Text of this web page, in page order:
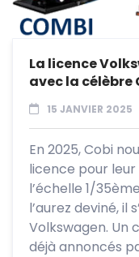
La licence
avec la célèbre
15 JANVIER 2025
En 2025, Cobi
licence pour
l’échelle 1/
l’aurez deviné, il
Volkswagen. Un
déjà annoncés